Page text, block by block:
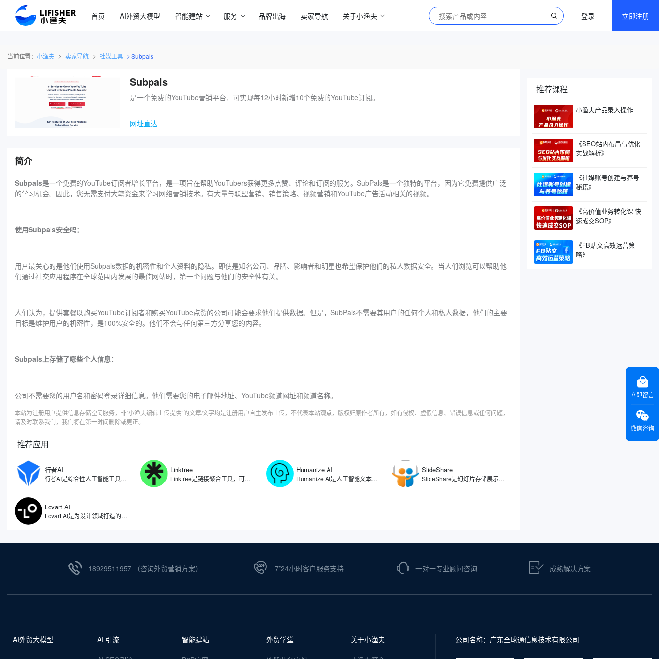
首页 AI外贸大模型 智能建站 服务 品牌出海 卖家导航 关于小渔夫 登录 立即注册
当前位置： 小渔夫 卖家导航 社媒工具 Subpals
Subpals
是一个免费的YouTube营销平台，可实现每12小时新增10个免费的YouTube订阅。
网址直达
简介
Subpals是一个免费的YouTube订阅者增长平台，是一项旨在帮助YouTubers获得更多点赞、评论和订阅的服务。SubPals是一个独特的平台，因为它免费提供广泛
的学习机会。因此，您无需支付大笔资金来学习网络营销技术。有大量与联盟营销、销售策略、视频营销和YouTube广告活动相关的视频。
使用Subpals安全吗：
用户最关心的是他们使用Subpals数据的机密性和个人资料的隐私。即使是知名公司、品牌、影响者和明星也希望保护他们的私人数据安全。当人们浏览可以帮助他
们通过社交应用程序在全球范围内发展的最佳网站时，第一个问题与他们的安全性有关。
人们认为，提供套餐以购买YouTube订阅者和购买YouTube点赞的公司可能会要求他们提供数据。但是，SubPals不需要其用户的任何个人和私人数据，他们的主要
目标是维护用户的机密性，是100%安全的。他们不会与任何第三方分享您的内容。
Subpals上存储了哪些个人信息：
公司不需要您的用户名和密码登录详细信息。他们需要您的电子邮件地址、YouTube频道网址和频道名称。
本站为注册用户提供信息存储空间服务，非“小渔夫编辑上传提供”的文章/文字均是注册用户自主发布上传，不代表本站观点，版权归原作者所有，如有侵权、虚假信息、错误信息或任何问题，
请及时联系我们，我们将在第一时间删除或更正。
推荐应用
行者AI
行者AI是综合性人工智能工具，专注于人工智能在游戏、文娱等领域的研究和应用场景拓展。利用自研算法开发了一系列AI产品与解决方案，包括了AI智能体、AI安全、AI美术、AI音乐等多项产品，行者AI能够让游戏行业乃至内容创作的从业者能够尽量节省生产的时间，把更多精力放在创意本身。
Linktree
Linktree是链接聚合工具，可以在用户的社交媒体个人资料中提供一个可点击链接列表，让用户将自己的个人资料、文章、产品、项目等链接整合在一个页面上，方便粉丝和客户一键访问。通过使用Linktree，可满足用户在多个社交平台统一管理分享内容的需求，简化了用户在不同社交媒体平台更新链接的复杂过程。
Humanize AI
Humanize AI是人工智能文本转换工具，可将人工智能生成的内容转化为自然流畅的人类写作，生成能够绕过各种AI检测工具的文本。Humanize AI通过算法重构文本结构、调整表达方式，有效消除AI生成的机械化痕迹，帮助用户规避内容检测系统的识别，确保文本在可读性和自然度上达到更高的标准。
SlideShare
SlideShare是幻灯片存储展示分享平台，专注于幻灯片分享，用户可上传、浏览、下载及分享各类幻灯片、文档、信息图表等内容，覆盖教育、商业、科技等领域。此外，SlideShare不仅支持多种文件格式，还提供社交功能，方便用户之间的学习交流和内容传播。
Lovart AI
Lovart Al是为设计领域打造的人工智能体，被誉为全球首个设计智能体。因此不仅仅是一个图像生成工具，更像是一位全天候的智能设计助手，能够理解用户需求，自动拆解设计任务，从创意构思到成品输出，实现全流程自动化。无论是设计师、品牌主还是内容创作者，都能通过自然语言与Lovart AI对话，获得视觉效果设计。
推荐课程
小渔夫产品录入操作
《SEO站内布局与优化
实战解析》
《社媒账号创建与养号
秘籍》
《高价值业务转化课 快
速成交SOP》
《FB贴文高效运营策
略》
18929511957 （咨询外贸营销方案） 7*24小时客户服务支持 一对一专业顾问咨询 成熟解决方案
AI外贸大模型 AI 引流 智能建站 外贸学堂 关于小渔夫 公司名称：广东全球通信息技术有限公司
立即留言
微信咨询